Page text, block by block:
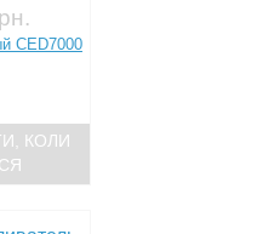
CED7000
КОЛИ